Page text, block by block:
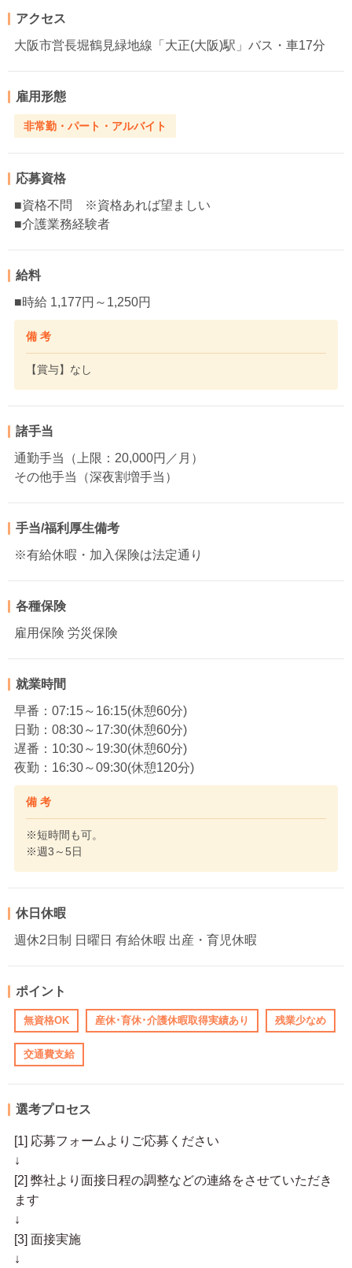
アクセス
大阪市営長堀鶴見緑地線「大正(大阪)駅」バス・車17分
雇用形態
非常勤・パート・アルバイト
応募資格
■資格不問 ※資格あれば望ましい
■介護業務経験者
給料
■時給 1,177円～1,250円
備 考
【賞与】なし
諸手当
通勤手当（上限：20,000円／月）
その他手当（深夜割増手当）
手当/福利厚生備考
※有給休暇・加入保険は法定通り
各種保険
雇用保険 労災保険
就業時間
早番：07:15～16:15(休憩60分)
日勤：08:30～17:30(休憩60分)
遅番：10:30～19:30(休憩60分)
夜勤：16:30～09:30(休憩120分)
備 考
※短時間も可。
※週3～5日
休日休暇
週休2日制 日曜日 有給休暇 出産・育児休暇
ポイント
無資格OK 産休･育休･介護休暇取得実績あり 残業少なめ
交通費支給
選考プロセス
[1] 応募フォームよりご応募ください
↓
[2] 弊社より面接日程の調整などの連絡をさせていただき
ます
↓
[3] 面接実施
↓